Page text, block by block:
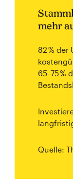
mehr
82 % der
65–75 %
Quelle: